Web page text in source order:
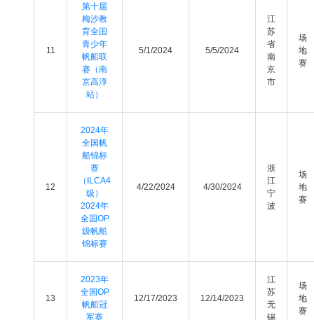
11
第十届
梅沙教
育全国
青少年
帆船联
赛（南
京高淳
站）
5/1/2024 5/5/2024
江
苏
省
南
京
市
场
地
赛
12
2024年
全国帆
船锦标
赛
（ILCA4
级）
2024年
全国OP
级帆船
锦标赛
4/22/2024 4/30/2024
浙
江
宁
波
场
地
赛
13
2023年
全国OP
帆船冠
军赛
12/17/2023 12/14/2023
江
苏
无
锡
场
地
赛